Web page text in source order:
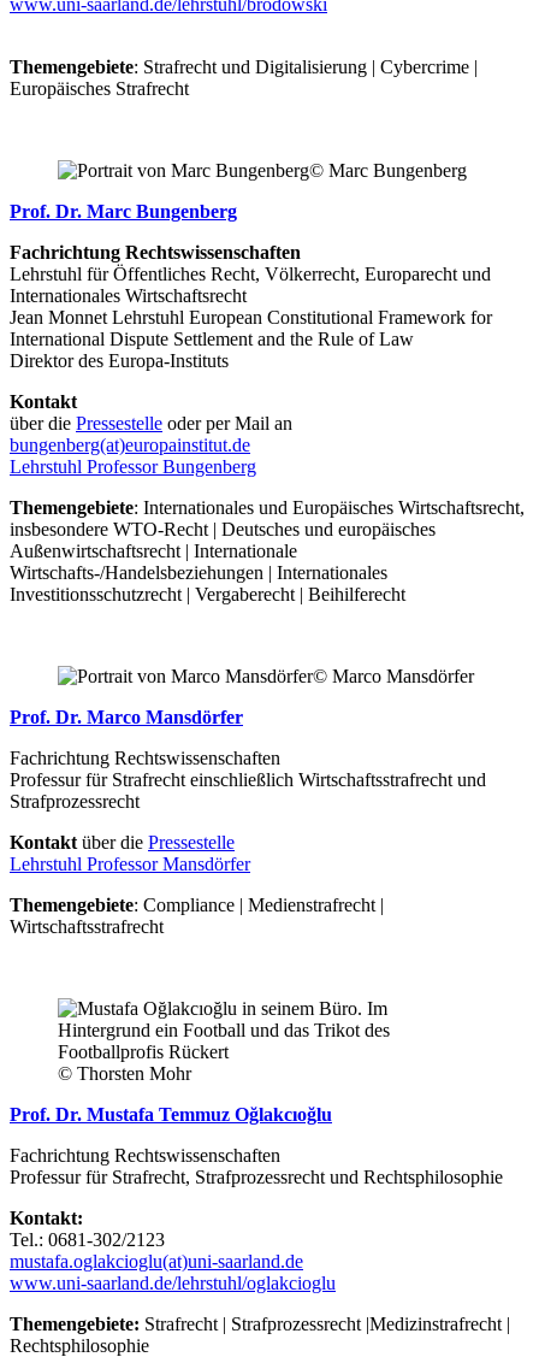
Themengebiete: Strafrecht und Digitalisierung | Cybercrime |
Europäisches Strafrecht
© Marc Bungenberg
Prof. Dr. Marc Bungenberg
Fachrichtung Rechtswissenschaften
Lehrstuhl für Öffentliches Recht, Völkerrecht, Europarecht und
Internationales Wirtschaftsrecht
Jean Monnet Lehrstuhl European Constitutional Framework for
International Dispute Settlement and the Rule of Law
Direktor des Europa-Instituts
Kontakt
über die Pressestelle oder per Mail an
bungenberg(at)europainstitut.de
Lehrstuhl Professor Bungenberg
Themengebiete: Internationales und Europäisches Wirtschaftsrecht,
insbesondere WTO-Recht | Deutsches und europäisches
Außenwirtschaftsrecht | Internationale
Wirtschafts-/Handelsbeziehungen | Internationales
Investitionsschutzrecht | Vergaberecht | Beihilferecht
© Marco Mansdörfer
Prof. Dr. Marco Mansdörfer
Fachrichtung Rechtswissenschaften
Professur für Strafrecht einschließlich Wirtschaftsstrafrecht und
Strafprozessrecht
Kontakt über die Pressestelle
Lehrstuhl Professor Mansdörfer
Themengebiete: Compliance | Medienstrafrecht |
Wirtschaftsstrafrecht
© Thorsten Mohr
Prof. Dr. Mustafa Temmuz Oğlakcıoğlu
Fachrichtung Rechtswissenschaften
Professur für Strafrecht, Strafprozessrecht und Rechtsphilosophie
Kontakt:
Tel.: 0681-302/2123
mustafa.oglakcioglu(at)uni-saarland.de
www.uni-saarland.de/lehrstuhl/oglakcioglu
Themengebiete: Strafrecht | Strafprozessrecht |Medizinstrafrecht |
Rechtsphilosophie